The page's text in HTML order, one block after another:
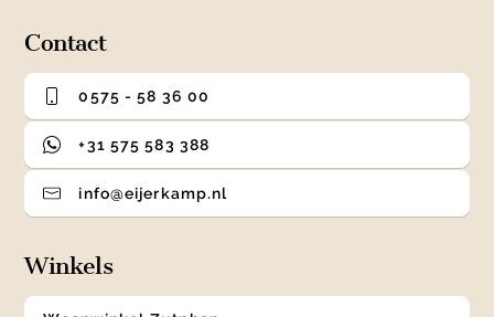
Contact
0575 - 58 36 00
+31 575 583 388
info@eijerkamp.nl
Winkels